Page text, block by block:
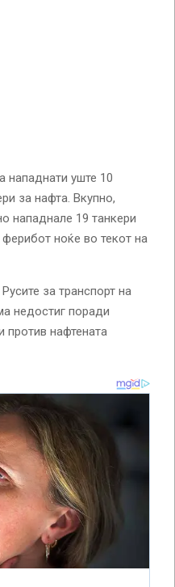
нападнати уште 10
за нафта. Вкупно,
нападнале 19 танкери
ноќе во текот на
за транспорт на
недостиг поради
против нафтената